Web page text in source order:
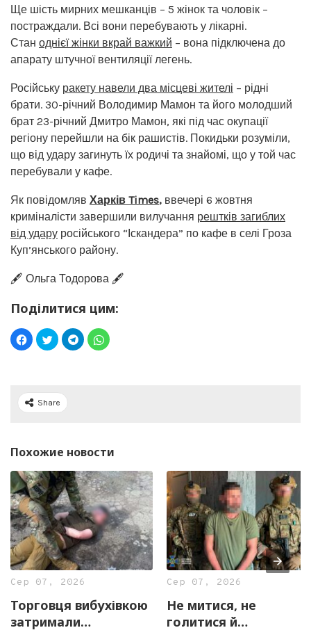
Ще шість мирних мешканців – 5 жінок та чоловік –
постраждали. Всі вони перебувають у лікарні.
Стан однієї жінки вкрай важкий – вона підключена до
апарату штучної вентиляції легень.
Російську ракету навели два місцеві жителі – рідні
брати. 30-річний Володимир Мамон та його молодший
брат 23-річний Дмитро Мамон, які під час окупації
регіону перейшли на бік рашистів. Покидьки розуміли,
що від удару загинуть їх родичі та знайомі, що у той час
перебували у кафе.
Як повідомляв Харків Times, ввечері 6 жовтня
криміналісти завершили вилучання рештків загиблих
від удару російського “Іскандера” по кафе в селі Гроза
Куп’янського району.
🖋️ Ольга Тодорова 🖋️
Поділитися цим:
Share
Похожие новости
Сер 07, 2026
Торговця вибухівкою
затримали
Сер 07, 2026
Не митися, не
голитися й